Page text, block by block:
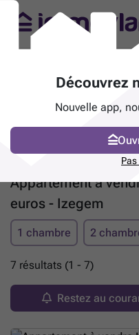
Appartement à
euros - Izegem
1 chambre 2
7 résultats (1 - 7)
Restez au
Découvrez
Nouvelle app,